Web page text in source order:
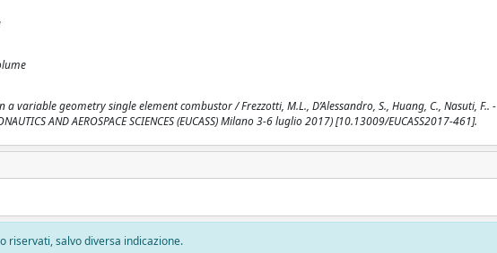
geometry single element combustor / Frezzotti, M.L., D’Alessandro, S., Huang, C., Nasuti, F.. -
AND AEROSPACE SCIENCES (EUCASS) Milano 3-6 luglio 2017) [10.13009/EUCASS2017-461].
riservati, salvo diversa indicazione.